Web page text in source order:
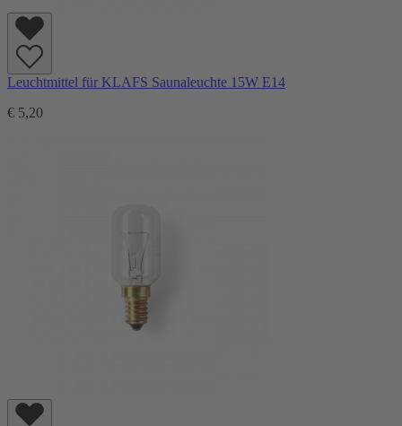
Leuchtmittel für KLAFS Saunaleuchte 15W E14
€ 5,20